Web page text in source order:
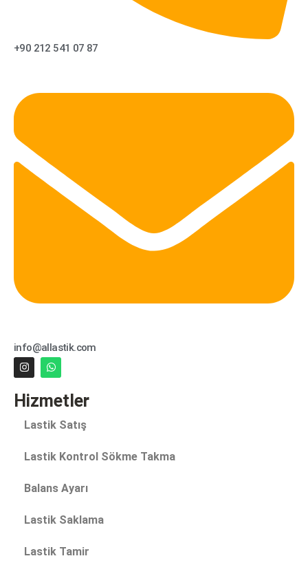
+90 212 541 07 87
info@allastik.com
Hizmetler
Lastik Satış
Lastik Kontrol Sökme Takma
Balans Ayarı
Lastik Saklama
Lastik Tamir